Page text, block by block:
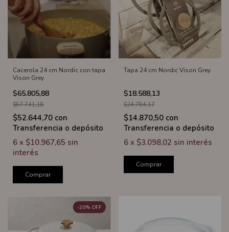
Cacerola 24 cm Nordic con tapa
Vison Grey
$65.805,88
$87.741,18
$52.644,70 con
Transferencia o depósito
6 x $10.967,65 sin
interés
Comprar
Tapa 24 cm Nordic Vison Grey
$18.588,13
$24.784,17
$14.870,50 con
Transferencia o depósito
6 x $3.098,02 sin interés
Comprar
-20% OFF